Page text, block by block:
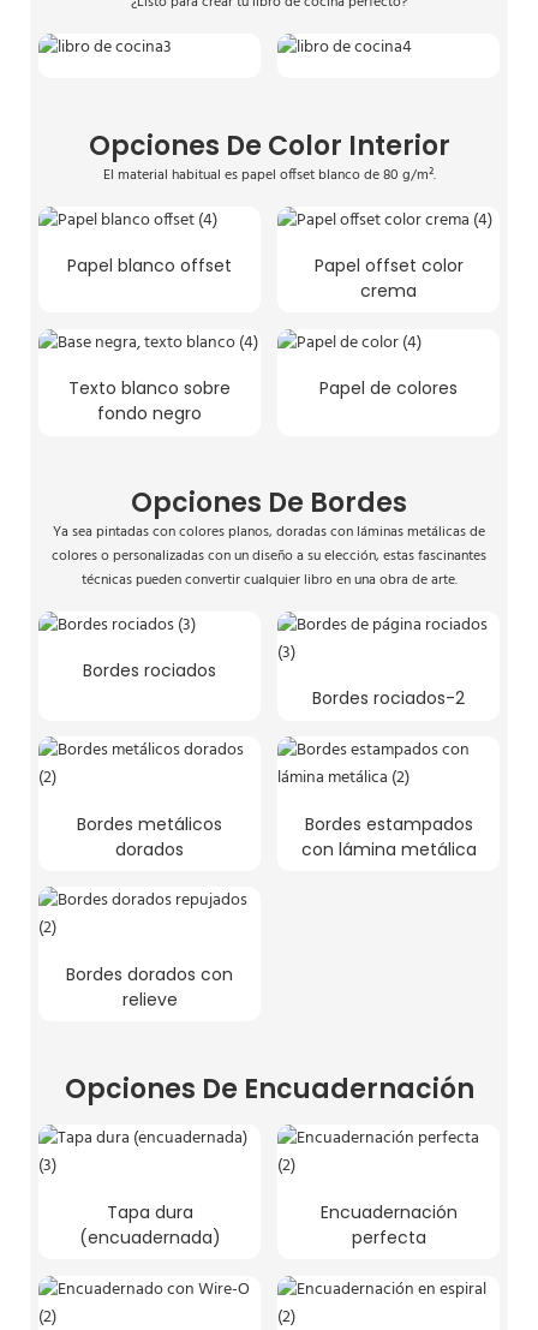
Opciones De Color Interior
El material habitual es papel offset blanco de 80 g/m².
Papel blanco offset
Papel offset color
crema
Texto blanco sobre
fondo negro
Papel de colores
Opciones De Bordes
Ya sea pintadas con colores planos, doradas con láminas metálicas de
colores o personalizadas con un diseño a su elección, estas fascinantes
técnicas pueden convertir cualquier libro en una obra de arte.
Bordes rociados
Bordes rociados-2
Bordes metálicos
dorados
Bordes estampados
con lámina metálica
Bordes dorados con
relieve
Opciones De Encuadernación
Tapa dura
(encuadernada)
Encuadernación
perfecta